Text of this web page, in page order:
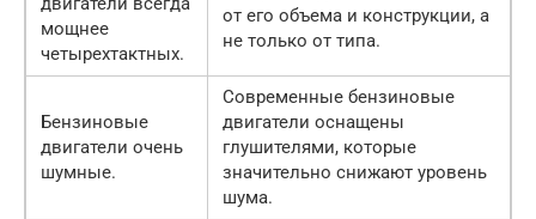
мощнее
четырехтактных.
от его объема и конструкции, а
не только от типа.
Бензиновые
двигатели очень
шумные.
Современные бензиновые
двигатели оснащены
глушителями, которые
значительно снижают уровень
шума.